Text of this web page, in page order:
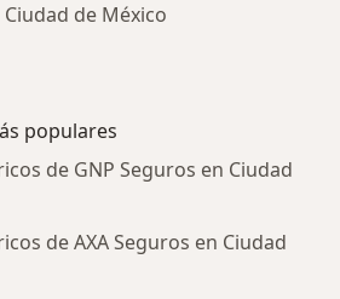
de México
populares
de GNP Seguros en Ciudad
de AXA Seguros en Ciudad